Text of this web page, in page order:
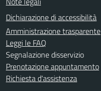
Dichiarazione di accessibilità
Amministrazione trasparente
Leggi le FAQ
Segnalazione disservizio
Prenotazione appuntamento
Richiesta d'assistenza